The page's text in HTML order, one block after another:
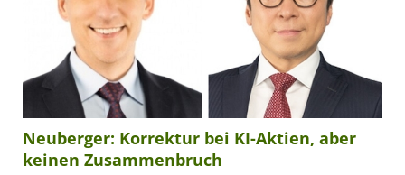
Neuberger: Korrektur bei KI-Aktien, aber
keinen Zusammenbruch